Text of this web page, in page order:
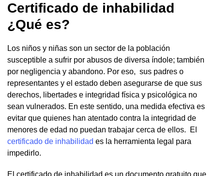
Certificado de inhabilidad
¿Qué es?
Los niños y niñas son un sector de la población
susceptible a sufrir por abusos de diversa índole; también
por negligencia y abandono. Por eso, sus padres o
representantes y el estado deben asegurarse de que sus
derechos, libertades e integridad física y psicológica no
sean vulnerados. En este sentido, una medida efectiva es
evitar que quienes han atentado contra la integridad de
menores de edad no puedan trabajar cerca de ellos. El
certificado de inhabilidad es la herramienta legal para
impedirlo.